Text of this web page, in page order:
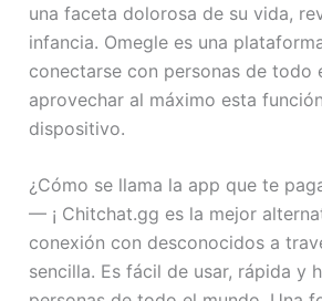
una faceta dolorosa de su vida,
infancia. Omegle es una
conectarse con personas de todo
aprovechar al máximo esta
dispositivo.
¿Cómo se llama la app que te
— ¡ Chitchat.gg es la mejor
conexión con desconocidos a
sencilla. Es fácil de usar, rápida y